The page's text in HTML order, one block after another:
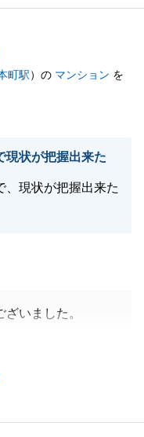
しましたが、全てス
すと幸いです。宜
町駅）の マンション を
現状が把握出来た
、現状が把握出来た
いました。
お困り事がございま
ば幸です。